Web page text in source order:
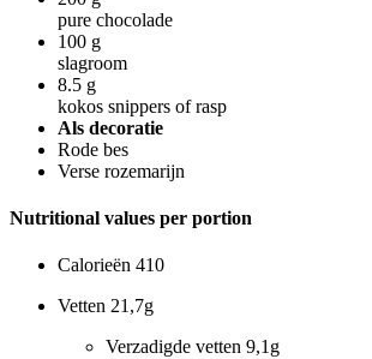
pure chocolade
100 g
slagroom
8.5 g
kokos snippers of rasp
Als decoratie
Rode bes
Verse rozemarijn
Nutritional values per portion
Calorieën 410
Vetten 21,7g
Verzadigde vetten 9,1g